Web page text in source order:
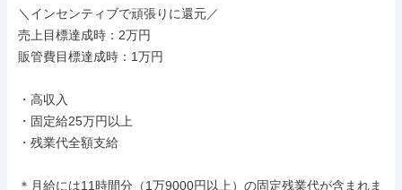
＼インセンティブで頑張りに還元／
売上目標達成時：2万円
販管費目標達成時：1万円
・高収入
・固定給25万円以上
・残業代全額支給
＊月給には11時間分（1万9000円以上）の固定残業代が含まれま